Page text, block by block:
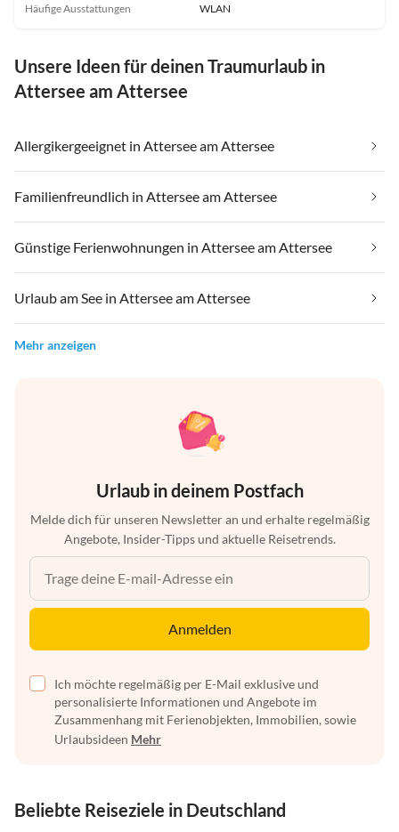
Häufige Ausstattungen WLAN
Unsere Ideen für deinen Traumurlaub in
Attersee am Attersee
Allergikergeeignet in Attersee am Attersee
Familienfreundlich in Attersee am Attersee
Günstige Ferienwohnungen in Attersee am Attersee
Urlaub am See in Attersee am Attersee
Mehr anzeigen
Urlaub in deinem Postfach
Melde dich für unseren Newsletter an und erhalte regelmäßig
Angebote, Insider-Tipps und aktuelle Reisetrends.
Anmelden
Ich möchte regelmäßig per E-Mail exklusive und
personalisierte Informationen und Angebote im
Zusammenhang mit Ferienobjekten, Immobilien, sowie
Urlaubsideen Mehr
Beliebte Reiseziele in Deutschland